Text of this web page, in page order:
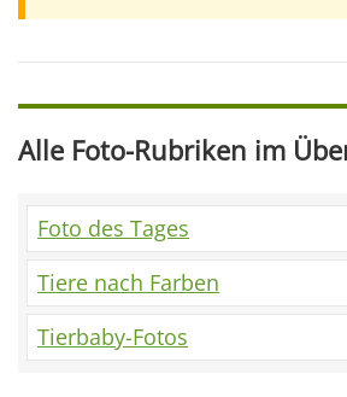
Alle Foto-Rubriken im
Foto des Tages
Tiere nach Farben
Tierbaby-Fotos